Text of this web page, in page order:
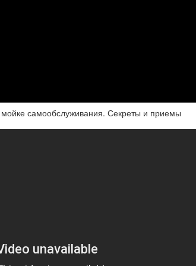
самообслуживания. Секреты и приемы